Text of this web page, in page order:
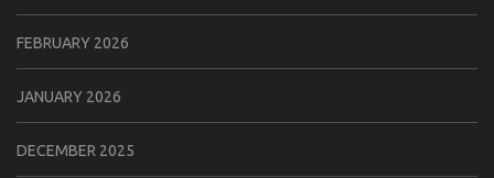
FEBRUARY 2026
JANUARY 2026
DECEMBER 2025